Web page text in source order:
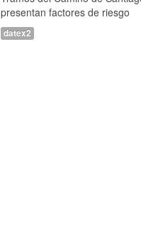
presentan factores de riesgo
datex2